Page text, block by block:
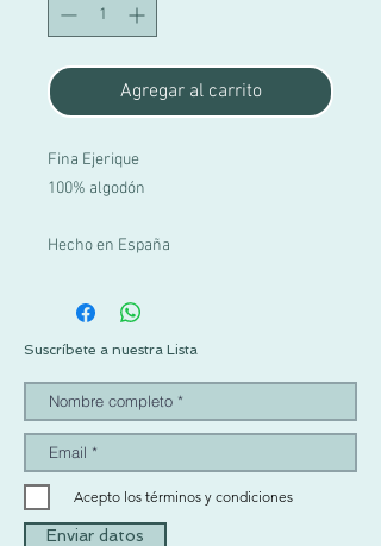
Agregar al carrito
Fina Ejerique
100% algodón
Hecho en España
Suscríbete a nuestra Lista
Acepto los términos y condiciones
Enviar datos